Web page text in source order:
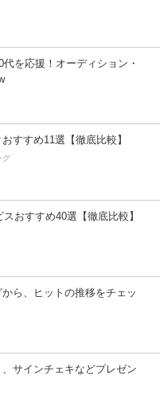
を応援！オーディション・
すすめ11選【徹底比較】
グ
おすすめ40選【徹底比較】
ら、ヒットの推移をチェッ
サインチェキなどプレゼン